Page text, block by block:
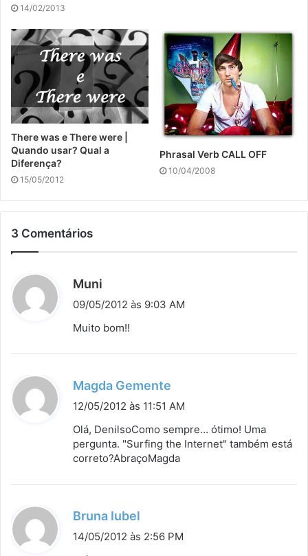
14/02/2013
There was e There were |
Quando usar? Qual a
Diferença?
15/05/2012
Phrasal Verb CALL OFF
10/04/2008
3 Comentários
Muni
i
e
09/05/2012 às 9:03 AM
Muito bom!!
Magda Gemente
i
s
e
12/05/2012 às 11:51 AM
Olá, DenilsoComo sempre… ótimo! Uma
pergunta. "Surfing the Internet" também está
correto?AbraçoMagda
Bruna Iubel
14/05/2012 às 2:56 PM